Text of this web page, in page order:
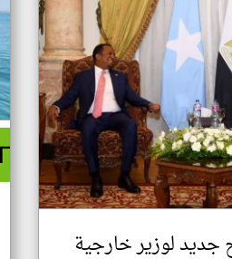
لوزير خارجية